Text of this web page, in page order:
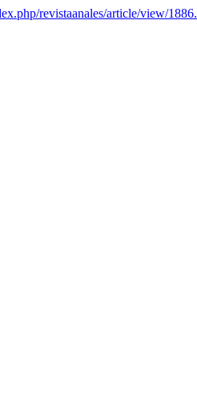
revistaanales/article/view/1886.